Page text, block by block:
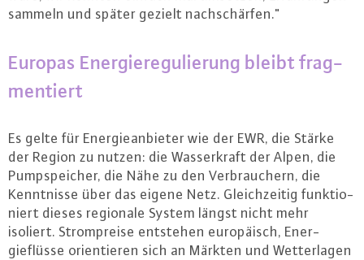
sammeln und später gezielt nach­schär­fen."
Europas En­er­gie­re­gu­lie­rung bleibt frag­
men­tiert
Es gelte für En­er­gie­an­bie­ter wie der EWR, die Stärke
der Region zu nutzen: die Was­ser­kraft der Alpen, die
Pump­spei­cher, die Nähe zu den Ver­brau­chern, die
Kennt­nis­se über das eigene Netz. Gleich­zei­tig funk­tio­
niert dieses regionale System längst nicht mehr
isoliert. Strom­prei­se entstehen eu­ro­pä­isch, En­er­
gieflüs­se ori­en­tie­ren sich an Märkten und Wet­ter­la­gen